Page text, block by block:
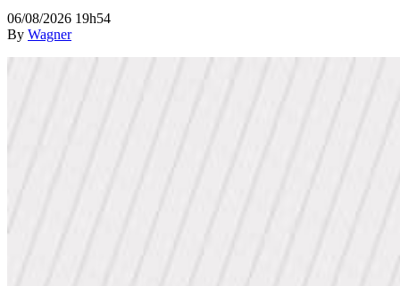
06/08/2026 19h54
By Wagner